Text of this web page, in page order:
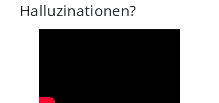
Halluzinationen?